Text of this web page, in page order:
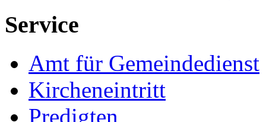
Service
Amt für Gemeindedienst
Kircheneintritt
Predigten